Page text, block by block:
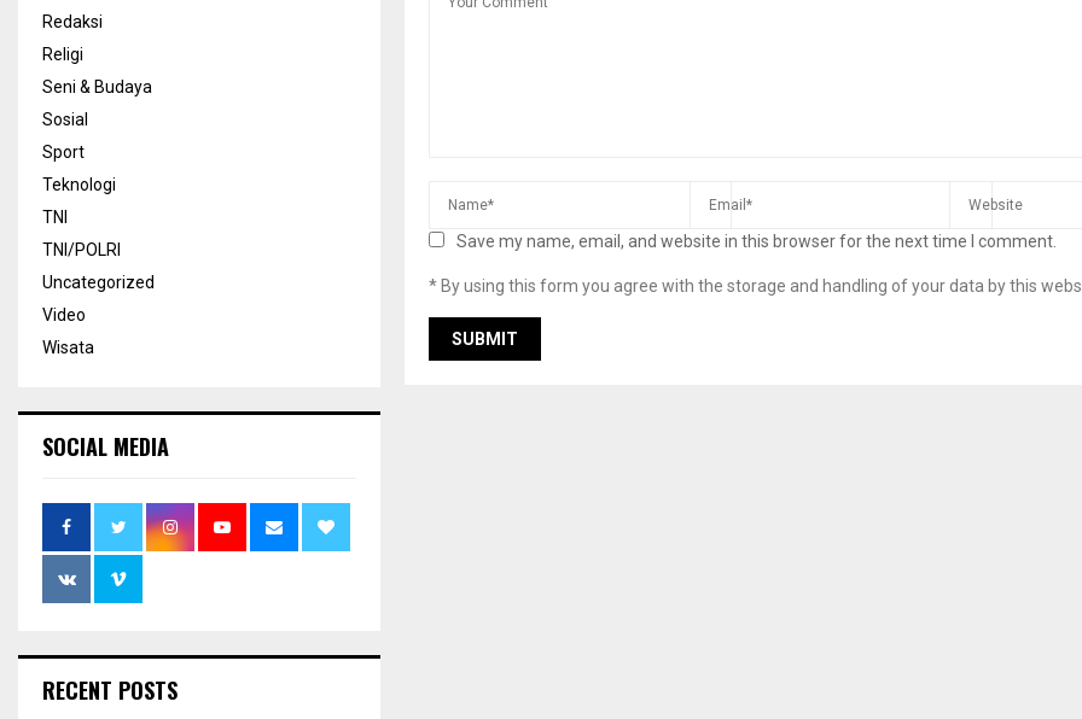
Save my name, email, and website in this browser for the next time I comment.
* By using this form you agree with the storage and handling of your data by this
Redaksi
Religi
Seni & Budaya
Sosial
Sport
Teknologi
TNI
TNI/POLRI
Uncategorized
Video
Wisata
SOCIAL MEDIA
RECENT POSTS